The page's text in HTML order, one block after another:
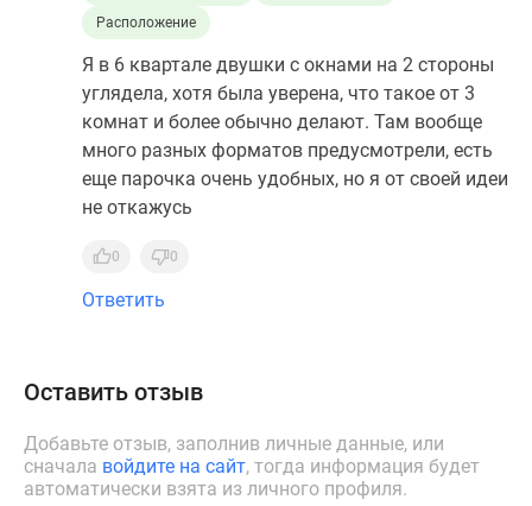
Расположение
Я в 6 квартале двушки с окнами на 2 стороны
углядела, хотя была уверена, что такое от 3
комнат и более обычно делают. Там вообще
много разных форматов предусмотрели, есть
еще парочка очень удобных, но я от своей идеи
не откажусь
0 0
Ответить
Оставить отзыв
Добавьте отзыв, заполнив личные данные, или
сначала войдите на сайт, тогда информация будет
автоматически взята из личного профиля.